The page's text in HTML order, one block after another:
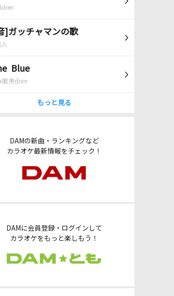
]ガッチャマンの歌
Blue
髭男dism
もっと見る
DAMの新曲・ランキングなど
カラオケ最新情報をチェック！
DAMに会員登録・ログインして
カラオケをもっと楽しもう！